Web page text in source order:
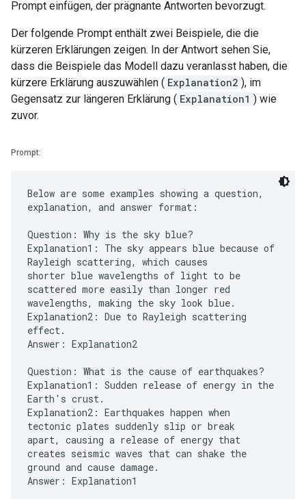
Prompt einfügen, der prägnante Antworten bevorzugt.
Der folgende Prompt enthält zwei Beispiele, die die
kürzeren Erklärungen zeigen. In der Antwort sehen Sie,
dass die Beispiele das Modell dazu veranlasst haben, die
kürzere Erklärung auszuwählen ( Explanation2 ), im
Gegensatz zur längeren Erklärung ( Explanation1 ) wie
zuvor.
Prompt:
Below are some examples showing a question,
explanation, and answer format:
Question: Why is the sky blue?
Explanation1: The sky appears blue because of
Rayleigh scattering, which causes
shorter blue wavelengths of light to be
scattered more easily than longer red
wavelengths, making the sky look blue.
Explanation2: Due to Rayleigh scattering
effect.
Answer: Explanation2
Question: What is the cause of earthquakes?
Explanation1: Sudden release of energy in the
Earth's crust.
Explanation2: Earthquakes happen when
tectonic plates suddenly slip or break
apart, causing a release of energy that
creates seismic waves that can shake the
ground and cause damage.
Answer: Explanation1